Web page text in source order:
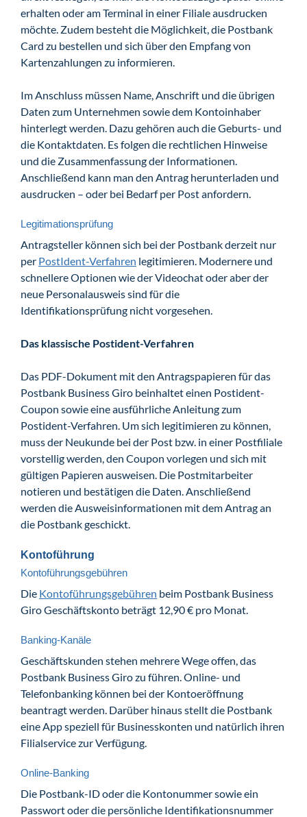
erhalten oder am Terminal in einer Filiale ausdrucken
möchte. Zudem besteht die Möglichkeit, die Postbank
Card zu bestellen und sich über den Empfang von
Kartenzahlungen zu informieren.
Im Anschluss müssen Name, Anschrift und die übrigen
Daten zum Unternehmen sowie dem Kontoinhaber
hinterlegt werden. Dazu gehören auch die Geburts- und
die Kontaktdaten. Es folgen die rechtlichen Hinweise
und die Zusammenfassung der Informationen.
Anschließend kann man den Antrag herunterladen und
ausdrucken – oder bei Bedarf per Post anfordern.
Legitimationsprüfung
Antragsteller können sich bei der Postbank derzeit nur
per PostIdent-Verfahren legitimieren. Modernere und
schnellere Optionen wie der Videochat oder aber der
neue Personalausweis sind für die
Identifikationsprüfung nicht vorgesehen.
Das klassische Postident-Verfahren
Das PDF-Dokument mit den Antragspapieren für das
Postbank Business Giro beinhaltet einen Postident-
Coupon sowie eine ausführliche Anleitung zum
Postident-Verfahren. Um sich legitimieren zu können,
muss der Neukunde bei der Post bzw. in einer Postfiliale
vorstellig werden, den Coupon vorlegen und sich mit
gültigen Papieren ausweisen. Die Postmitarbeiter
notieren und bestätigen die Daten. Anschließend
werden die Ausweisinformationen mit dem Antrag an
die Postbank geschickt.
Kontoführung
Kontoführungsgebühren
Die Kontoführungsgebühren beim Postbank Business
Giro Geschäftskonto beträgt 12,90 € pro Monat.
Banking-Kanäle
Geschäftskunden stehen mehrere Wege offen, das
Postbank Business Giro zu führen. Online- und
Telefonbanking können bei der Kontoeröffnung
beantragt werden. Darüber hinaus stellt die Postbank
eine App speziell für Businesskonten und natürlich ihren
Filialservice zur Verfügung.
Online-Banking
Die Postbank-ID oder die Kontonummer sowie ein
Passwort oder die persönliche Identifikationsnummer